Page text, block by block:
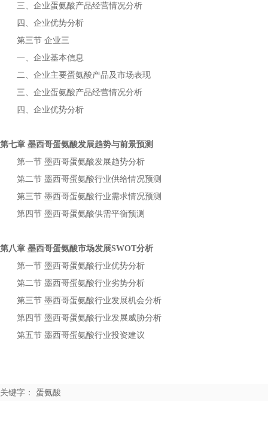
三、企业蛋氨酸产品经营情况分析
四、企业优势分析
第三节 企业三
一、企业基本信息
二、企业主要蛋氨酸产品及市场表现
三、企业蛋氨酸产品经营情况分析
四、企业优势分析
第七章 墨西哥蛋氨酸发展趋势与前景预测
第一节 墨西哥蛋氨酸发展趋势分析
第二节 墨西哥蛋氨酸行业供给情况预测
第三节 墨西哥蛋氨酸行业需求情况预测
第四节 墨西哥蛋氨酸供需平衡预测
第八章 墨西哥蛋氨酸市场发展SWOT分析
第一节 墨西哥蛋氨酸行业优势分析
第二节 墨西哥蛋氨酸行业劣势分析
第三节 墨西哥蛋氨酸行业发展机会分析
第四节 墨西哥蛋氨酸行业发展威胁分析
第五节 墨西哥蛋氨酸行业投资建议
关键字： 蛋氨酸